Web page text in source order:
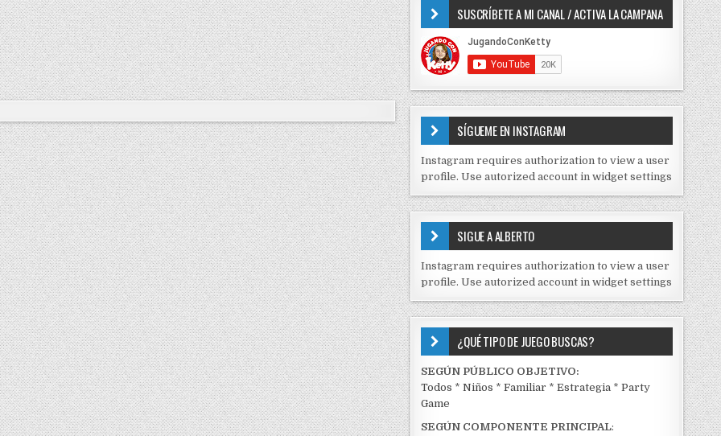
D
E
C
N
T
I
D
S
E
J
C
K
SUSCRÍBETE A MI CANAL / ACTIVA LA CAMPANA
SÍGUEME EN INSTAGRAM
Instagram requires authorization to view a user
profile. Use autorized account in widget settings
SIGUE A ALBERTO
Instagram requires authorization to view a user
profile. Use autorized account in widget settings
¿QUÉ TIPO DE JUEGO BUSCAS?
SEGÚN PÚBLICO OBJETIVO:
Todos *Niños *Familiar *Estrategia *Party
Game
SEGÚN COMPONENTE PRINCIPAL: